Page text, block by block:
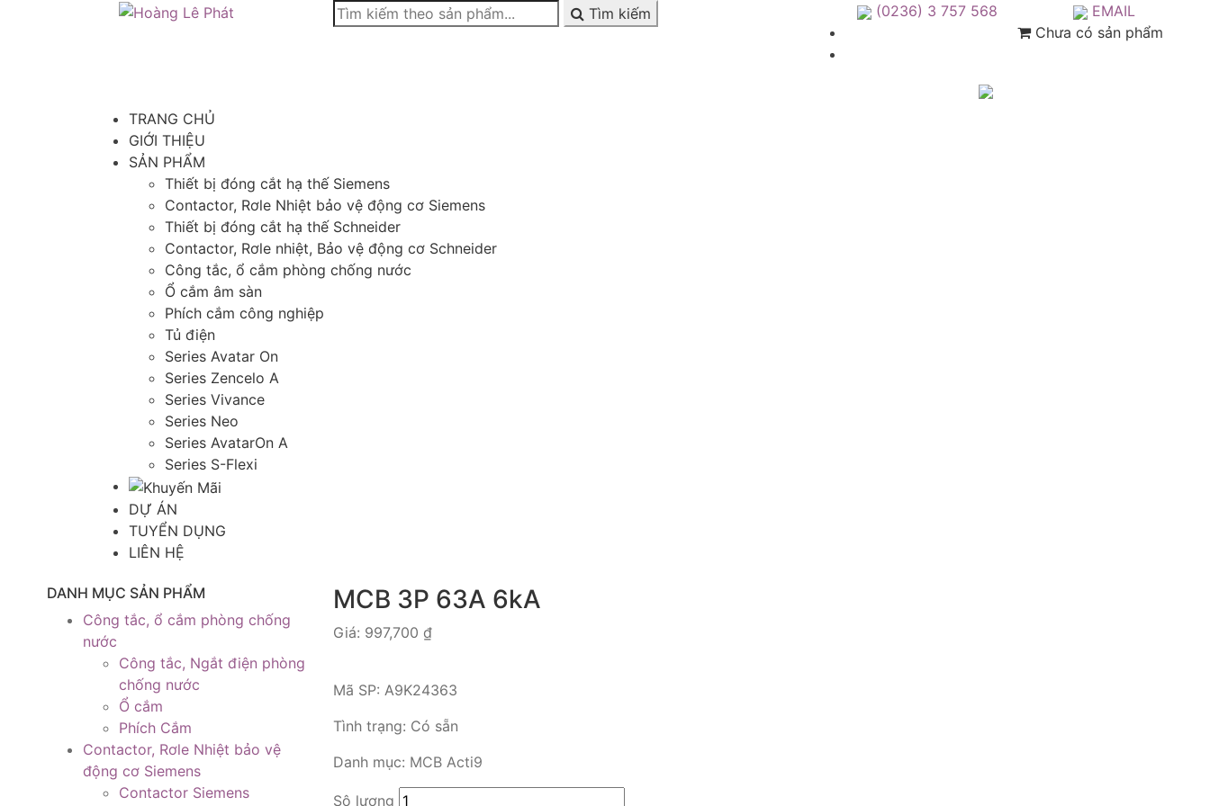
Tìm kiếm (0236) 3 757 568
EMAIL
Chưa có sản phẩm
TRANG CHỦ
GIỚI THIỆU
SẢN PHẨM
Thiết bị đóng cắt hạ thế Siemens
Contactor, Rơle Nhiệt bảo vệ động cơ Siemens
Thiết bị đóng cắt hạ thế Schneider
Contactor, Rơle nhiệt, Bảo vệ động cơ Schneider
Công tắc, ổ cắm phòng chống nước
Ổ cắm âm sàn
Phích cắm công nghiệp
Tủ điện
Series Avatar On
Series Zencelo A
Series Vivance
Series Neo
Series AvatarOn A
Series S-Flexi
DỰ ÁN
TUYỂN DỤNG
LIÊN HỆ
DANH MỤC SẢN PHẨM
Công tắc, ổ cắm phòng chống
nước
Công tắc, Ngắt điện phòng
chống nước
Ổ cắm
Phích Cắm
Contactor, Rơle Nhiệt bảo vệ
động cơ Siemens
Contactor Siemens
MCB 3P 63A 6kA
Giá: 997,700 ₫
Mã SP: A9K24363
Tình trạng: Có sẵn
Danh mục: MCB Acti9
Sô lượng